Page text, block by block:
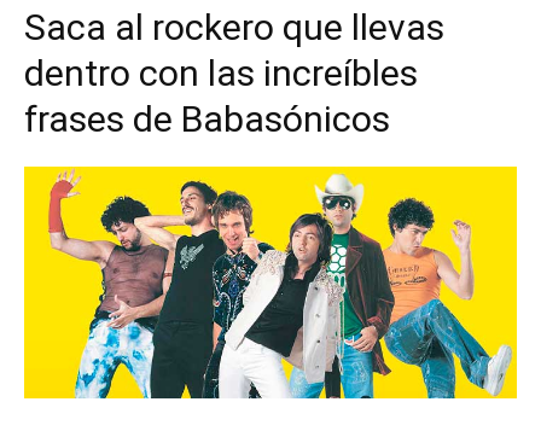
Saca al rockero que llevas
dentro con las increíbles
frases de Babasónicos